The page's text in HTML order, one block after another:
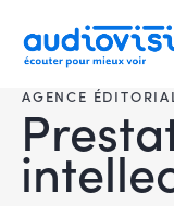
AGENCE